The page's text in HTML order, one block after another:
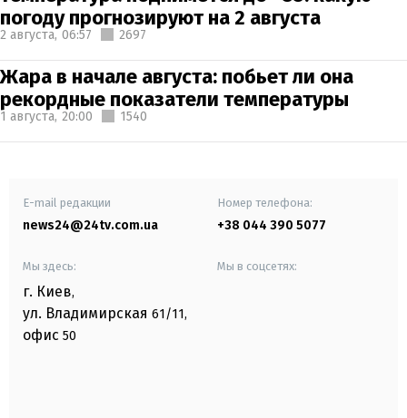
погоду прогнозируют на 2 августа
2 августа, 06:57 2697
Жара в начале августа: побьет ли она
рекордные показатели температуры
1 августа, 20:00 1540
E-mail редакции
news24@24tv.com.ua
Номер телефона:
+38 044 390 5077
Мы здесь:
г. Киев,
ул. Владимирская 61/11,
офис 50
Мы в соцсетях: